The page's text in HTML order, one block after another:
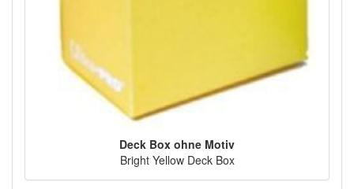
Deck Box ohne Motiv
Bright Yellow Deck Box